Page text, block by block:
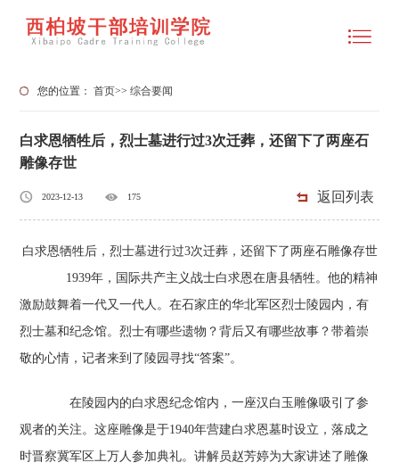
您的位置：首页>>综合要闻
白求恩牺牲后，烈士墓进行过3次迁葬，还留下了两座石
雕像存世
2023-12-13 175 返回列表
白求恩牺牲后，烈士墓进行过3次迁葬，还留下了两座石雕像存世
1939年，国际共产主义战士白求恩在唐县牺牲。他的精神
激励鼓舞着一代又一代人。在石家庄的华北军区烈士陵园内，有
烈士墓和纪念馆。烈士有哪些遗物？背后又有哪些故事？带着崇
敬的心情，记者来到了陵园寻找“答案”。
在陵园内的白求恩纪念馆内，一座汉白玉雕像吸引了参
观者的关注。这座雕像是于1940年营建白求恩墓时设立，落成之
时晋察冀军区上万人参加典礼。讲解员赵芳婷为大家讲述了雕像